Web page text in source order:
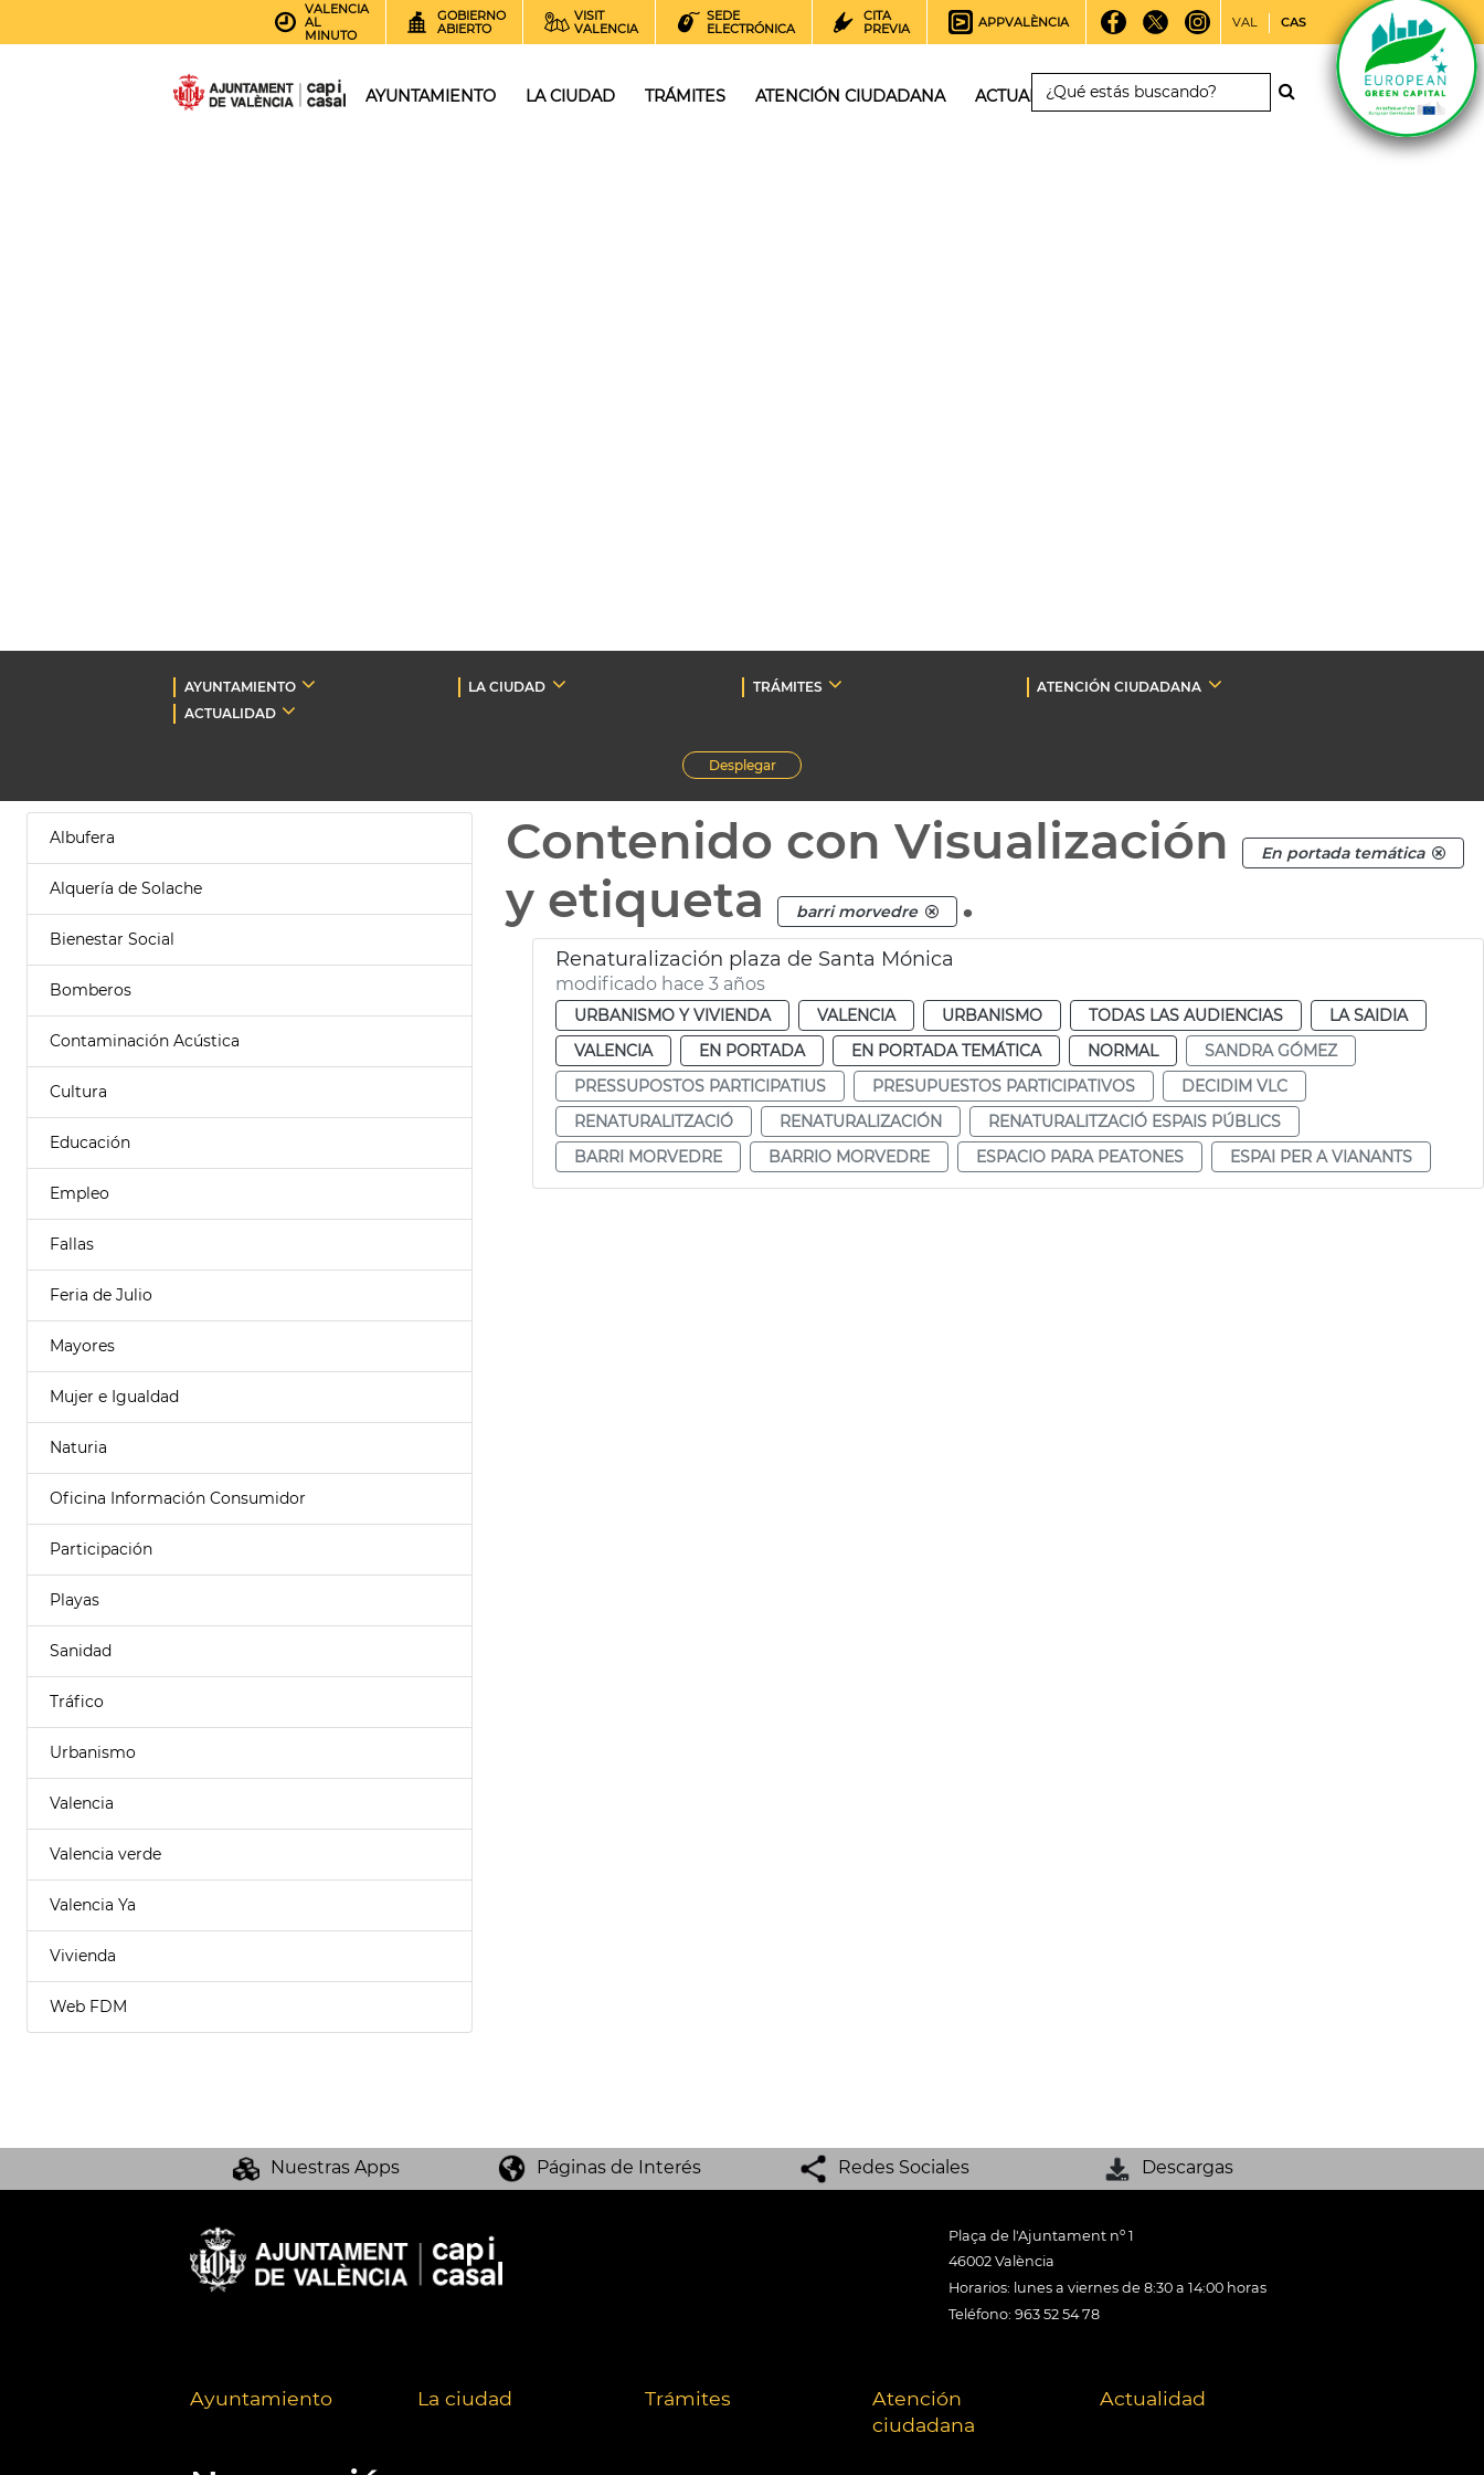
VALENCIA
AL
MINUTO
GOBIERNO
ABIERTO
VISIT
VALENCIA
SEDE
ELECTRÓNICA
CITA
PREVIA
APPVALÈNCIA VAL CAS
AYUNTAMIENTO LA CIUDAD TRÁMITES ATENCIÓN CIUDADANA ACTUALIDAD
AYUNTAMIENTO LA CIUDAD TRÁMITES
ATENCIÓN CIUDADANA
ACTUALIDAD
Desplegar
Albufera
Alquería de Solache
Bienestar Social
Bomberos
Contaminación Acústica
Cultura
Educación
Empleo
Fallas
Feria de Julio
Mayores
Mujer e Igualdad
Naturia
Oficina Información Consumidor
Participación
Playas
Sanidad
Tráfico
Urbanismo
Valencia
Valencia verde
Valencia Ya
Vivienda
Web FDM
Contenido con Visualización En portada temática
y etiqueta barri morvedre .
Renaturalización plaza de Santa Mónica
modificado hace 3 años
URBANISMO Y VIVIENDA VALENCIA URBANISMO TODAS LAS AUDIENCIAS
LA SAIDIA
VALENCIA
EN PORTADA EN PORTADA TEMÁTICA NORMAL
SANDRA GÓMEZ
PRESSUPOSTOS PARTICIPATIUS
PRESUPUESTOS PARTICIPATIVOS
DECIDIM VLC
RENATURALITZACIÓ
RENATURALIZACIÓN
RENATURALITZACIÓ ESPAIS PÚBLICS
BARRI MORVEDRE
BARRIO MORVEDRE ESPACIO PARA PEATONES ESPAI PER A VIANANTS
Nuestras Apps Páginas de Interés Redes Sociales Descargas
Plaça de l'Ajuntament nº 1
46002 València
Horarios: lunes a viernes de 8:30 a 14:00 horas
Teléfono: 963 52 54 78
Ayuntamiento La ciudad Trámites
Atención
ciudadana
Actualidad